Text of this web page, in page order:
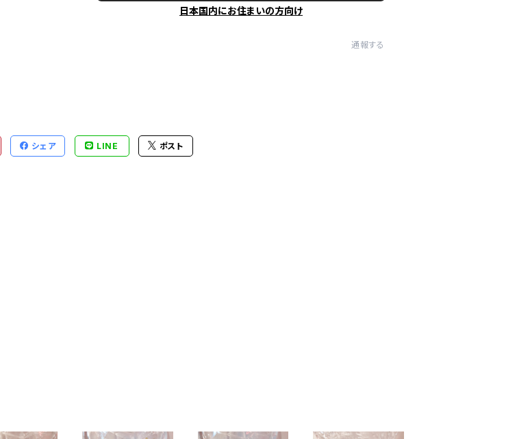
日本国内にお住まいの方向け
通報する
シェア LINE ポスト